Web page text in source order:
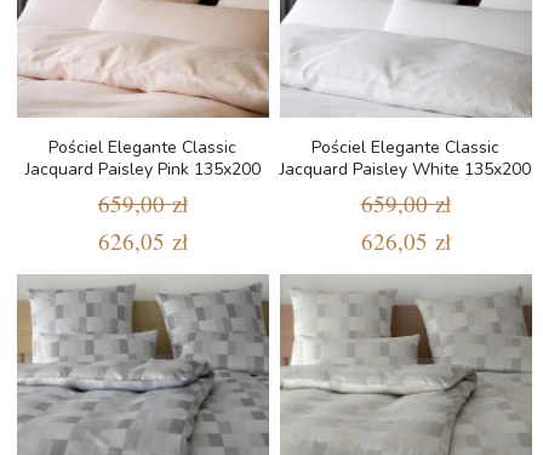
Pościel Elegante Classic
Jacquard Paisley Pink 135x200
659,00 zł
626,05 zł
Pościel Elegante Classic
Jacquard Paisley White 135x200
659,00 zł
626,05 zł